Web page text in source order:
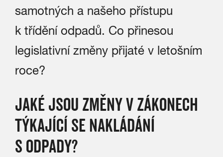
samotných a našeho přístupu
k třídění odpadů. Co přinesou
legislativní změny přijaté v letošním
roce?
JAKÉ JSOU ZMĚNY V ZÁKONECH
TÝKAJÍCÍ SE NAKLÁDÁNÍ
S ODPADY?